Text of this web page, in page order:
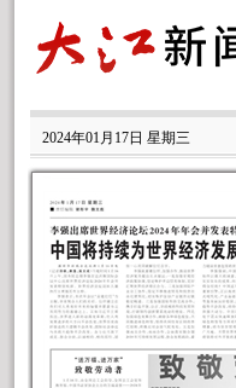
2024年01月17日 星期三